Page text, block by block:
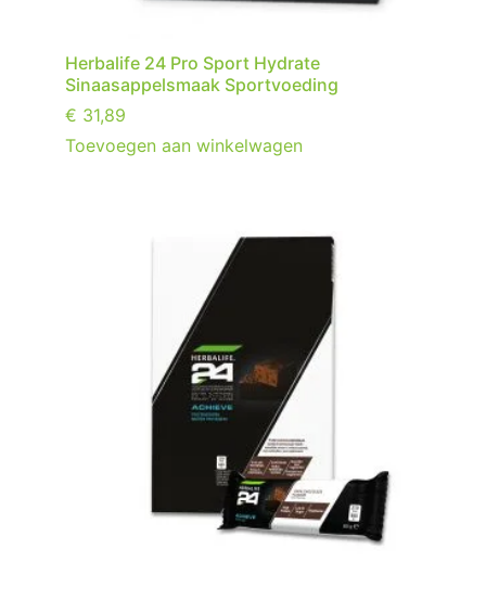
Herbalife 24 Pro Sport Hydrate
Sinaasappelsmaak Sportvoeding
€ 31,89
Toevoegen aan winkelwagen